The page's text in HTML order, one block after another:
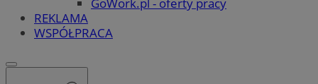
REKLAMA
WSPÓŁPRACA